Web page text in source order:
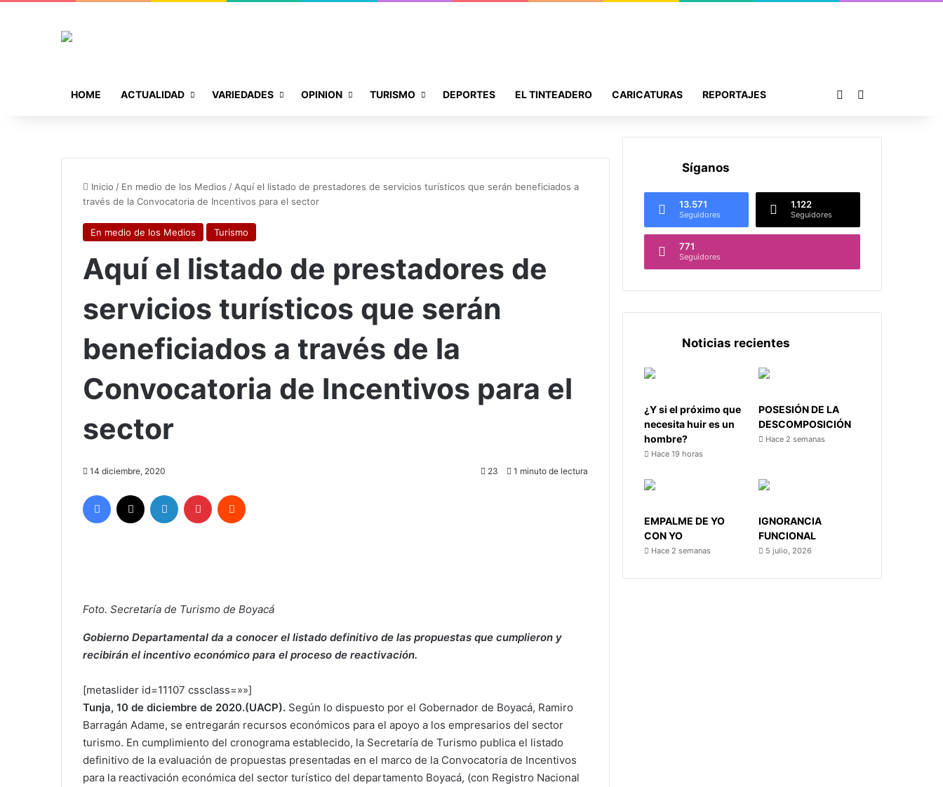
HOME ACTUALIDAD VARIEDADES OPINION TURISMO DEPORTES EL TINTEADERO CARICATURAS REPORTAJES Publicación al azar
Inicio / En medio de los Medios / Aquí el listado de prestadores de servicios turísticos que serán beneficiados a
través de la Convocatoria de Incentivos para el sector
En medio de los Medios Turismo
Aquí el listado de prestadores de
servicios turísticos que serán
beneficiados a través de la
Convocatoria de Incentivos para el
sector
14 diciembre, 2020 23 1 minuto de lectura
Facebook LinkedIn Pinterest
Foto. Secretaría de Turismo de Boyacá
Gobierno Departamental da a conocer el listado definitivo de las propuestas que cumplieron y
recibirán el incentivo económico para el proceso de reactivación.
[metaslider id=11107 cssclass=»»]
Tunja, 10 de diciembre de 2020.(UACP). Según lo dispuesto por el Gobernador de Boyacá, Ramiro
Barragán Adame, se entregarán recursos económicos para el apoyo a los empresarios del sector
turismo. En cumplimiento del cronograma establecido, la Secretaría de Turismo publica el listado
definitivo de la evaluación de propuestas presentadas en el marco de la Convocatoria de Incentivos
para la reactivación económica del sector turístico del departamento Boyacá, (con Registro Nacional
Síganos
13.571
Seguidores
1.122
Seguidores
771
Seguidores
Noticias recientes
¿Y si el próximo que
necesita huir es un
hombre?
Hace 19 horas
POSESIÓN DE LA
DESCOMPOSICIÓN
Hace 2 semanas
EMPALME DE YO
CON YO
Hace 2 semanas
IGNORANCIA
FUNCIONAL
5 julio, 2026